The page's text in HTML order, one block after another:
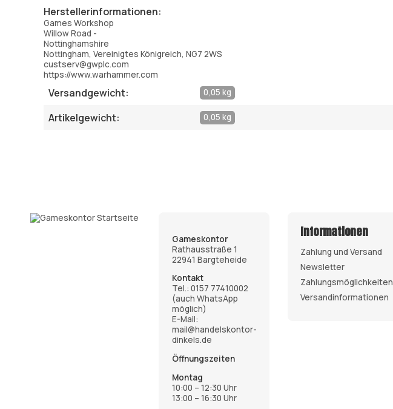
Herstellerinformationen:
Games Workshop
Willow Road -
Nottinghamshire
Nottingham, Vereinigtes Königreich, NG7 2WS
custserv@gwplc.com
https://www.warhammer.com
Versandgewicht: 0,05 kg
Artikelgewicht: 0,05 kg
Gameskontor
Rathausstraße 1
22941 Bargteheide
Kontakt
Tel.:0157 77410002
(auch WhatsApp
möglich)
E-Mail:
mail@handelskontor-
dinkels.de
Öffnungszeiten
Montag
10:00 – 12:30 Uhr
13:00 – 16:30 Uhr
Informationen
Zahlung und Versand
Newsletter
Zahlungsmöglichkeiten
Versandinformationen